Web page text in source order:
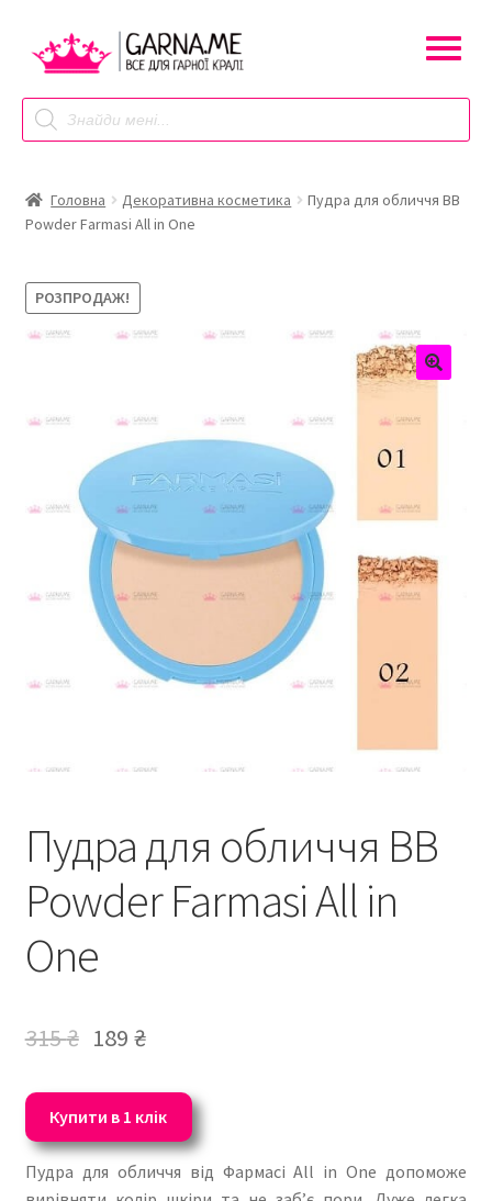
Перейти
до
навігації
Перейти
до
контенту
Products
search
Головна Декоративна косметика
Пудра для обличчя BB
Powder Farmasi All in One
РОЗПРОДАЖ!
Пудра для обличчя BB
Powder Farmasi All in
One
315₴ 189₴
Купити в 1 клік
Пудра для обличчя від Фармасі All in One допоможе